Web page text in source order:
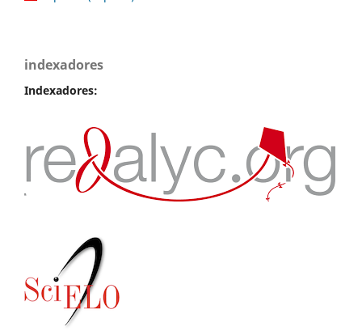
indexadores
Indexadores: